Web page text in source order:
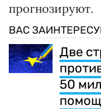
прогнозируют.
ВАС
Две
50